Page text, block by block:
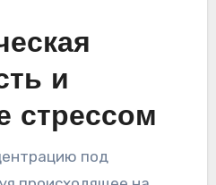
и
стрессом
под